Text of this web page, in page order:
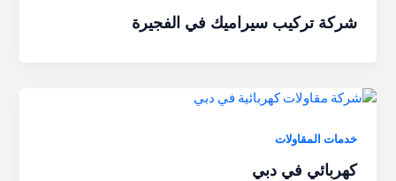
شركة تركيب سيراميك في الفجيرة
خدمات المقاولات
كهربائي في دبي